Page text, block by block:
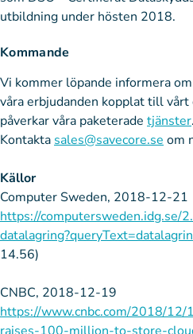
utbildning under hösten 2018.
Kommande
Vi kommer löpande informera
våra erbjudanden kopplat till
påverkar våra paketerade tjänster.
Kontakta sales@savecore.se om
Källor
Computer Sweden, 2018-12-21
https://
14.56)
CNBC, 2018-12-19
https://www.cnbc.com/2018/